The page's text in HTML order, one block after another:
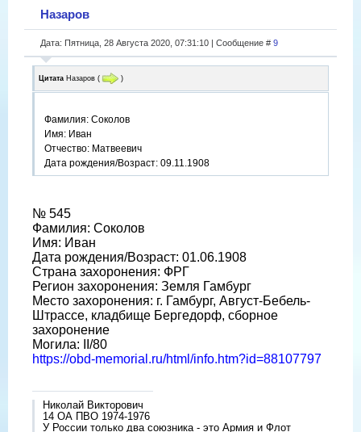
Назаров
Дата: Пятница, 28 Августа 2020, 07:31:10 | Сообщение # 9
Цитата Назаров ( )
Фамилия: Соколов
Имя: Иван
Отчество: Матвеевич
Дата рождения/Возраст: 09.11.1908
№ 545
Фамилия: Соколов
Имя: Иван
Дата рождения/Возраст: 01.06.1908
Страна захоронения: ФРГ
Регион захоронения: Земля Гамбург
Место захоронения: г. Гамбург, Август-Бебель-
Штрассе, кладбище Бергедорф, сборное
захоронение
Могила: II/80
https://obd-memorial.ru/html/info.htm?id=88107797
Николай Викторович
14 ОА ПВО 1974-1976
У России только два союзника - это Армия и Флот